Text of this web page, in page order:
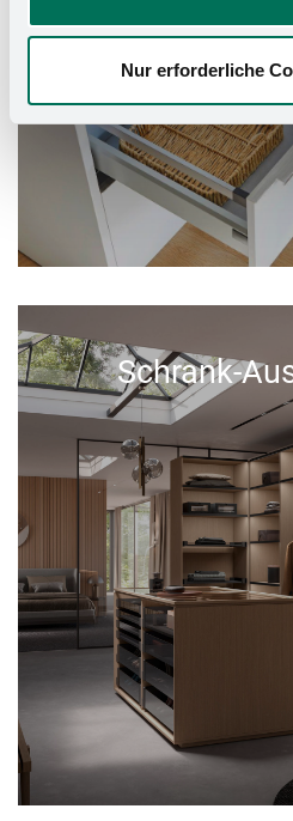
Nur erforderliche
Schrank-